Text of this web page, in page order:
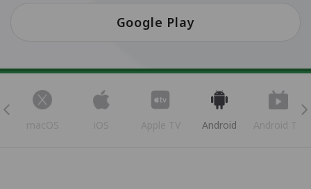
Google Play
macOS iOS Apple TV Android Android TV